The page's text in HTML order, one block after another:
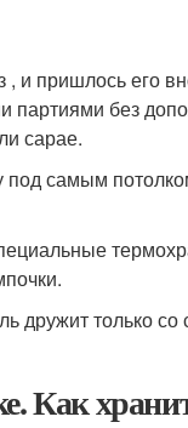
пришлось его
без
сарае.
под самым
дружит только со
Как